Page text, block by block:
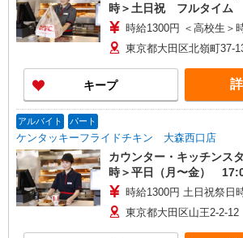
時＞土日祝 フルタイム
時給1300円 ＜高校生＞
東京都大田区北嶺町37-
キープ
アルバイト パート
ケンタッキーフライドチキン 大森西口店
カウンター・キッチンス
時＞平日（月〜金）
時給1300円 土日祝祭日
東京都大田区山王2-2-12